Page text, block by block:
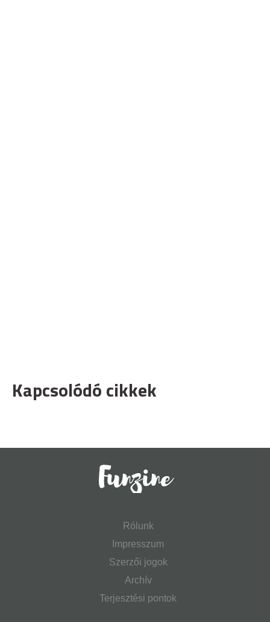
Kapcsolódó cikkek
Rólunk
Impresszum
Szerzői jogok
Archív
Terjesztési pontok